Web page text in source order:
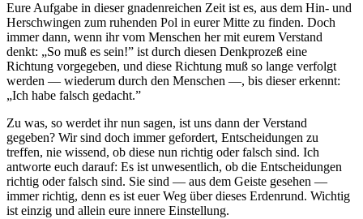
Eure Aufgabe in dieser gnadenreichen Zeit ist es, aus dem Hin- und
Herschwingen zum ruhenden Pol in eurer Mitte zu finden. Doch
immer dann, wenn ihr vom Menschen her mit eurem Verstand
denkt: „So muß es sein!” ist durch diesen Denkprozeß eine
Richtung vorgegeben, und diese Richtung muß so lange verfolgt
werden — wiederum durch den Menschen —, bis dieser erkennt:
„Ich habe falsch gedacht.”
Zu was, so werdet ihr nun sagen, ist uns dann der Verstand
gegeben? Wir sind doch immer gefordert, Entscheidungen zu
treffen, nie wissend, ob diese nun richtig oder falsch sind. Ich
antworte euch darauf: Es ist unwesentlich, ob die Entscheidungen
richtig oder falsch sind. Sie sind — aus dem Geiste gesehen —
immer richtig, denn es ist euer Weg über dieses Erdenrund. Wichtig
ist einzig und allein eure innere Einstellung.